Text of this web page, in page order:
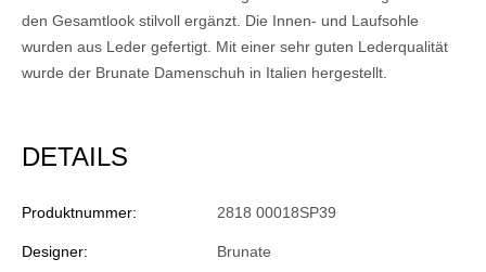
den Gesamtlook stilvoll ergänzt. Die Innen- und Laufsohle
wurden aus Leder gefertigt. Mit einer sehr guten Lederqualität
wurde der Brunate Damenschuh in Italien hergestellt.
DETAILS
Produktnummer: 2818 00018SP39
Designer: Brunate